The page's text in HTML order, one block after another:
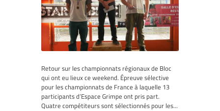
Retour sur les championnats régionaux de Bloc
qui ont eu lieux ce weekend. Épreuve sélective
pour les championnats de France à laquelle 13
participants d’Espace Grimpe ont pris part.
Quatre compétiteurs sont sélectionnés pour les...